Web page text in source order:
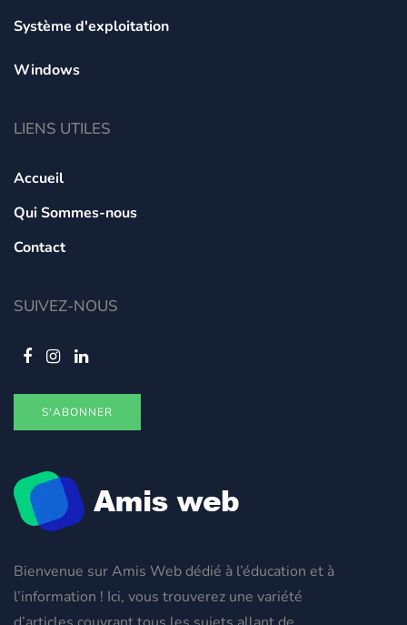
Bienvenue sur Amis Web dédié à l’éducation et à
l’information ! Ici, vous trouverez une variété
Système d'exploitation
Windows
LIENS UTILES
Accueil
Qui Sommes-nous
Contact
SUIVEZ-NOUS
S'ABONNER